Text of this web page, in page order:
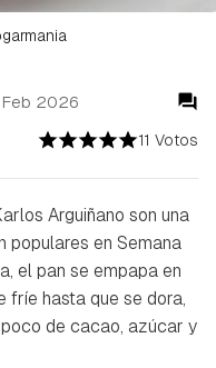
11 Votos
2026
Arguiñano son una
populares en Semana
el pan se empapa en
fríe hasta que se dora,
de cacao, azúcar y